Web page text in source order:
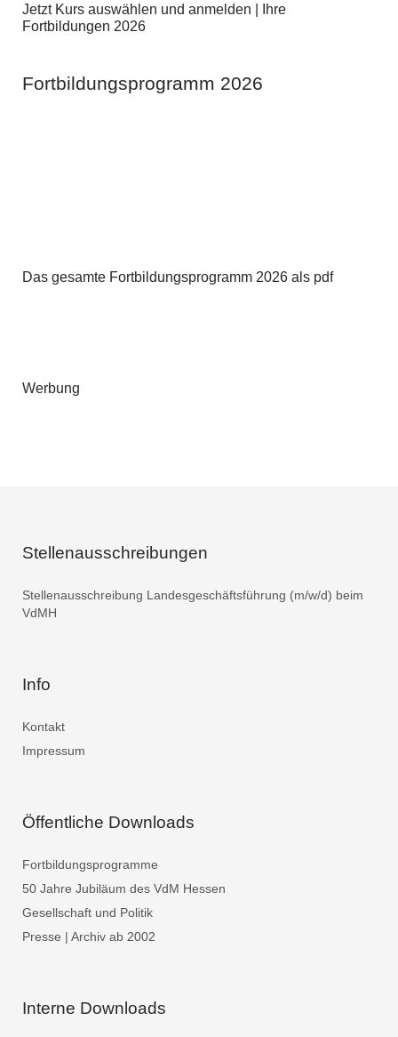
Jetzt Kurs auswählen und anmelden | Ihre
Fortbildungen 2026
Fortbildungsprogramm 2026
Das gesamte Fortbildungsprogramm 2026 als pdf
Werbung
Stellenausschreibungen
Stellenausschreibung Landesgeschäftsführung (m/w/d) beim
VdMH
Info
Kontakt
Impressum
Öffentliche Downloads
Fortbildungsprogramme
50 Jahre Jubiläum des VdM Hessen
Gesellschaft und Politik
Presse | Archiv ab 2002
Interne Downloads